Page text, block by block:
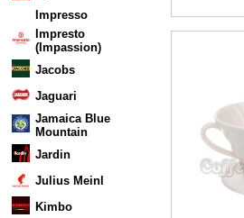
Impresso
Impresto
(Impassion)
Jacobs
Jaguari
Jamaica Blue
Mountain
Jardin
Julius Meinl
Kimbo